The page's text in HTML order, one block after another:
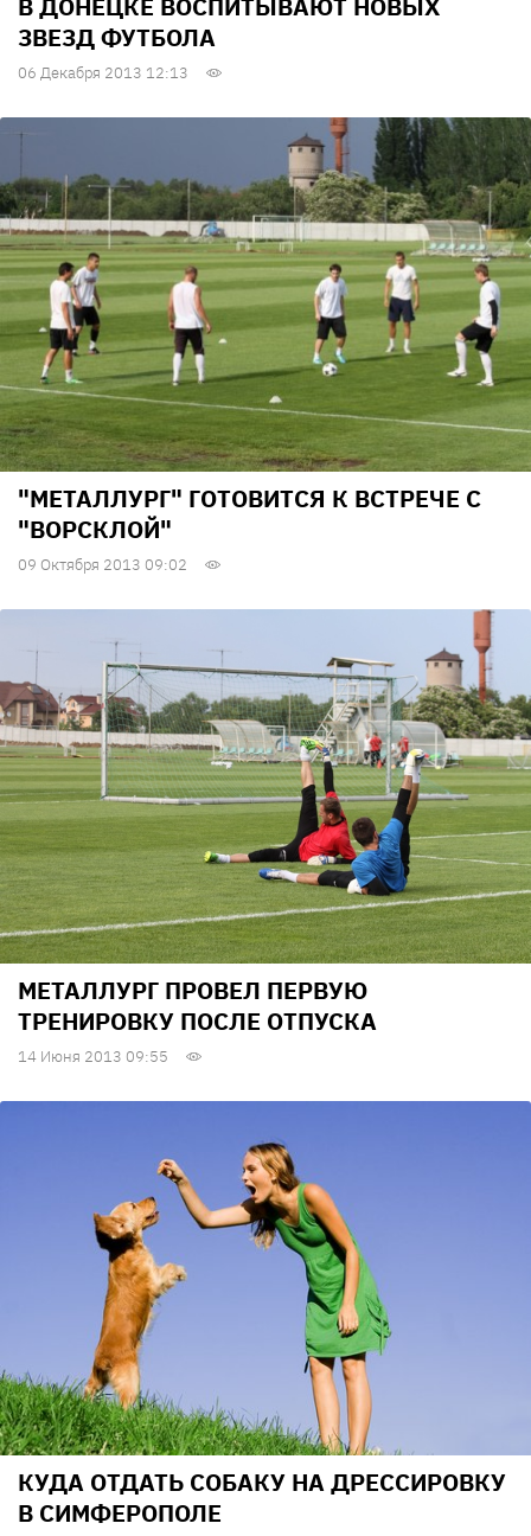
В ДОНЕЦКЕ ВОСПИТЫВАЮТ НОВЫХ
ЗВЕЗД ФУТБОЛА
06 Декабря 2013 12:13
"МЕТАЛЛУРГ" ГОТОВИТСЯ К ВСТРЕЧЕ С
"ВОРСКЛОЙ"
09 Октября 2013 09:02
МЕТАЛЛУРГ ПРОВЕЛ ПЕРВУЮ
ТРЕНИРОВКУ ПОСЛЕ ОТПУСКА
14 Июня 2013 09:55
КУДА ОТДАТЬ СОБАКУ НА ДРЕССИРОВКУ
В СИМФЕРОПОЛЕ